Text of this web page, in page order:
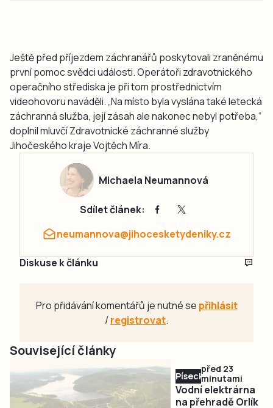
Ještě před příjezdem záchranářů poskytovali zraněnému
první pomoc svědci události. Operátoři zdravotnického
operačního střediska je při tom prostřednictvím
videohovoru naváděli. „Na místo byla vyslána také letecká
záchranná služba, její zásah ale nakonec nebyl potřeba,“
doplnil mluvčí Zdravotnické záchranné služby
Jihočeského kraje Vojtěch Míra.
Michaela Neumannová
Sdílet článek:
neumannova@jihocesketydeniky.cz
Diskuse k článku
Pro přidávání komentářů je nutné se přihlásit
/registrovat.
Související články
Písecko
před 23
minutami
Vodní elektrárna
na přehradě Orlík